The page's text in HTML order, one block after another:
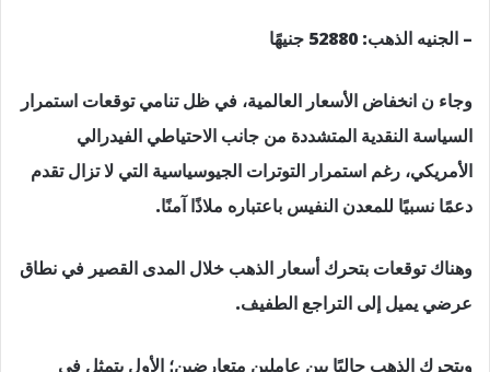
– الجنيه الذهب: 52880 جنيهًا
وجاء ن انخفاض الأسعار العالمية، في ظل تنامي توقعات استمرار
السياسة النقدية المتشددة من جانب الاحتياطي الفيدرالي
الأمريكي، رغم استمرار التوترات الجيوسياسية التي لا تزال تقدم
دعمًا نسبيًا للمعدن النفيس باعتباره ملاذًا آمنًا.
وهناك توقعات بتحرك أسعار الذهب خلال المدى القصير في نطاق
عرضي يميل إلى التراجع الطفيف.
ويتحرك الذهب حاليًا بين عاملين متعارضين؛ الأول يتمثل في